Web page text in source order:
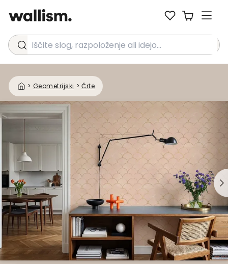
Iščite slog, razpoloženje ali idejo...
> Geometrijski > Črte